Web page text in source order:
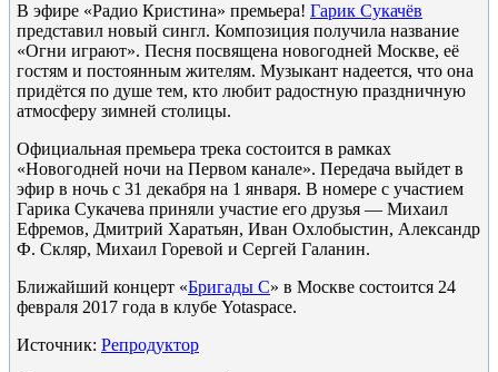
В эфире «Радио Кристина» премьера! Гарик Сукачёв
представил новый сингл. Композиция получила название
«Огни играют». Песня посвящена новогодней Москве, её
гостям и постоянным жителям. Музыкант надеется, что она
придётся по душе тем, кто любит радостную праздничную
атмосферу зимней столицы.
Официальная премьера трека состоится в рамках
«Новогодней ночи на Первом канале». Передача выйдет в
эфир в ночь с 31 декабря на 1 января. В номере с участием
Гарика Сукачева приняли участие его друзья — Михаил
Ефремов, Дмитрий Харатьян, Иван Охлобыстин, Александр
Ф. Скляр, Михаил Горевой и Сергей Галанин.
Ближайший концерт «Бригады С» в Москве состоится 24
февраля 2017 года в клубе Yotaspace.
Источник: Репродуктор